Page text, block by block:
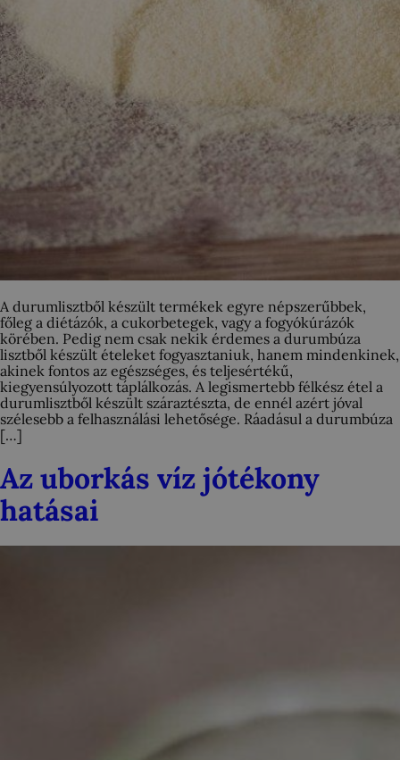
A durumlisztből készült termékek egyre népszerűbbek,
főleg a diétázók, a cukorbetegek, vagy a fogyókúrázók
körében. Pedig nem csak nekik érdemes a durumbúza
lisztből készült ételeket fogyasztaniuk, hanem mindenkinek,
akinek fontos az egészséges, és teljesértékű,
kiegyensúlyozott táplálkozás. A legismertebb félkész étel a
durumlisztből készült száraztészta, de ennél azért jóval
szélesebb a felhasználási lehetősége. Ráadásul a durumbúza
[…]
Az uborkás víz jótékony
hatásai